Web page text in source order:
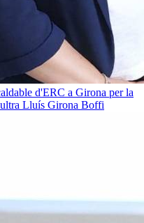
d'ERC a Girona per la
Lluís Girona Boffi